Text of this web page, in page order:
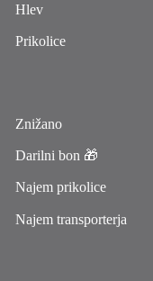
Hlev
Prikolice
Znižano
Darilni bon 🎁
Najem prikolice
Najem transporterja